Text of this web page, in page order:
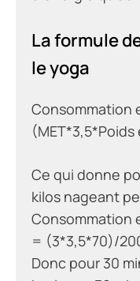
La formule
le yoga
Consommation
Ce qui donne
kilos nageant
Consommation
= (3*3,5*70)/
Donc pour 30